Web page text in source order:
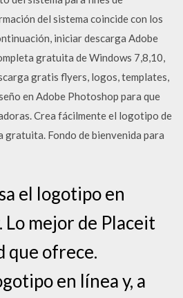
del sistema coincide con los
iniciar descarga Adobe
gratuita de Windows 7,8,10,
gratis flyers, logos, templates,
en Adobe Photoshop para que
Crea fácilmente el logotipo de
Fondo de bienvenida para
el logotipo en
mejor de Placeit
que ofrece.
en línea y, a